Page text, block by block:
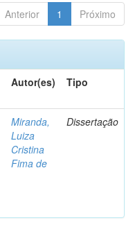
Anterior 1 Próximo
Autor(es) Tipo
Miranda,
Luiza
Cristina
Fima de
Dissertação